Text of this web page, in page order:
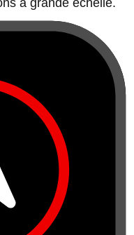
à grande échelle.